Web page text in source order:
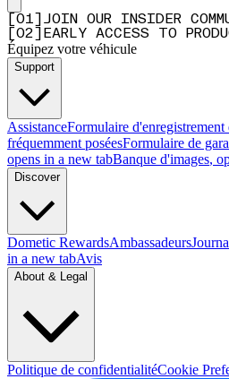
01
JOIN OUR INSIDER
02 EARLY ACCESS TO
Équipez votre véhicule
Support
AssistanceFormulaire d'enregistrement
fréquemment poséesFormulaire de
opens in a new tabBanque d'images,
Discover
Dometic RewardsAmbassadeurs
in a new tabAvis
About & Legal
Politique de confidentialitéCookie